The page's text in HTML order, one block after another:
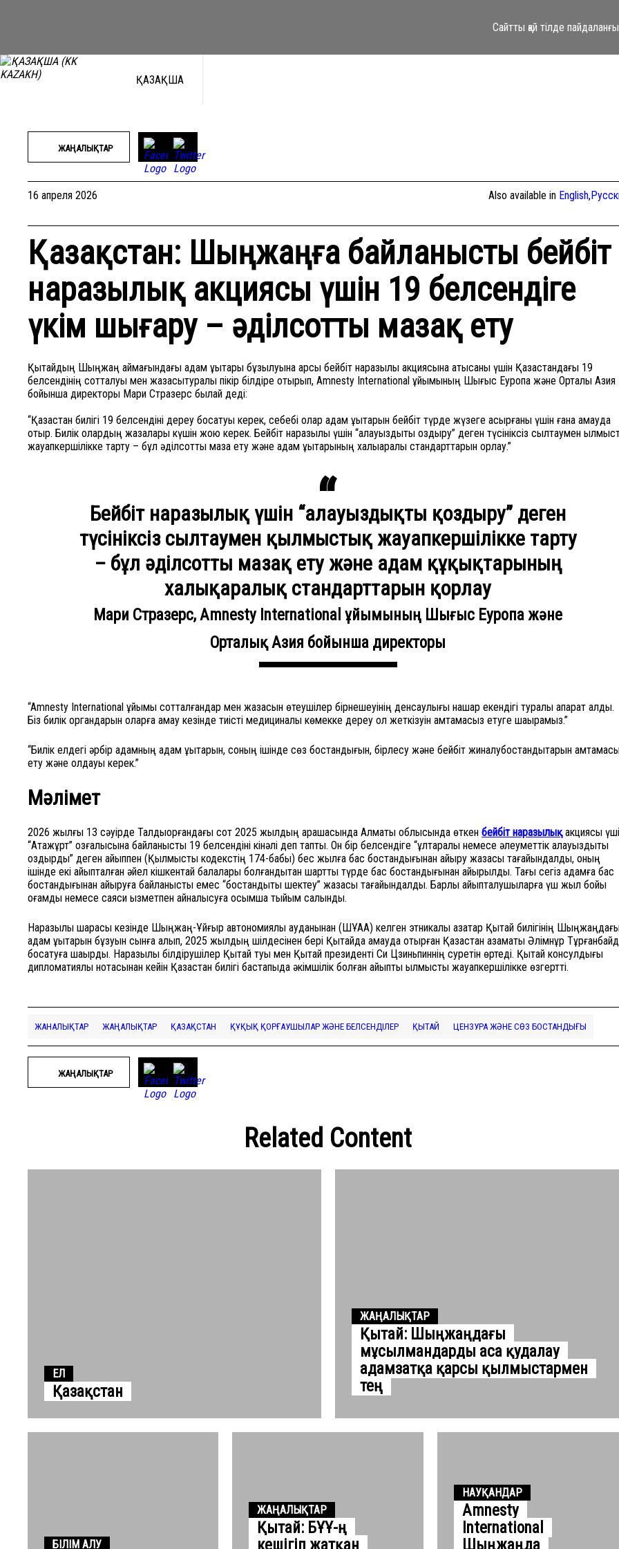
Сайтты қай тілде
ҚАЗАҚША
ЖАҢАЛЫҚТАР
16 апреля 2026 Also available in English,
Қазақстан: Шыңжаңға байланысты бейбіт
наразылық акциясы үшін 19 белсендіге
үкім шығару – әділсотты мазақ ету
Қытайдың Шыңжаң аймағындағы адам құқықтары бұзылуына қарсы бейбіт наразылық акциясына қатысқаны үшін Қазақстандағы 19
белсендінің сотталуы мен жазасытуралы пікір білдіре отырып, Amnesty International ұйымының Шығыс Еуропа және Орталық Азия
бойынша директоры Мари Стразерс былай деді:
“Қазақстан билігі 19 белсендіні дереу босатуы керек, себебі олар адам құқықтарын бейбіт түрде жүзеге асырғаны үшін ғана қамауда
отыр. Билік олардың жазалары күшін жою керек. Бейбіт наразылық үшін “алауыздықты қоздыру” деген түсініксіз сылтаумен
жауапкершілікке тарту – бұл әділсотты мазақ ету және адам құқықтарының халықаралық стандарттарын қорлау.”
Бейбіт наразылық үшін “алауыздықты қоздыру” деген
түсініксіз сылтаумен қылмыстық жауапкершілікке тарту
– бұл әділсотты мазақ ету және адам құқықтарының
халықаралық стандарттарын қорлау
Мари Стразерс, Amnesty International ұйымының Шығыс Еуропа және
Орталық Азия бойынша директоры
“Amnesty International ұйымы сотталғандар мен жазасын өтеушілер бірнешеуінің денсаулығы нашар екендігі туралы ақпарат алды.
Біз билік органдарын оларға қамау кезінде тиісті медициналық көмекке дереу қол жеткізуін қамтамасыз етуге шақырамыз.”
“Билік елдегі әрбір адамның адам құқықтарын, соның ішінде сөз бостандығын, бірлесу және бейбіт жиналубостандықтарын
ету және қолдауы керек.”
Мәлімет
2026 жылғы 13 сәуірде Талдықорғандағы сот 2025 жылдың қарашасында Алматы облысында өткен бейбіт наразылықакциясы
“Атажұрт” қозғалысына байланысты 19 белсендіні кінәлі деп тапты. Он бір белсендіге “ұлтаралық немесе әлеуметтік алауыздықты
қоздырды” деген айыппен (Қылмыстық кодекстің 174-бабы) бес жылға бас бостандығынан айыру жазасы тағайындалды, оның
ішінде екі айыпталған әйел кішкентай балалары болғандықтан шартты түрде бас бостандығынан айырылды. Тағы сегіз адамға бас
бостандығынан айыруға байланысты емес “бостандықты шектеу” жазасы тағайындалды. Барлық айыпталушыларға үш жыл бойы
қоғамдық немесе саяси қызметпен айналысуға қосымша тыйым салынды.
Наразылық шарасы кезінде Шыңжаң-Ұйғыр автономиялық ауданынан (ШҰАА) келген этникалық қазақтар Қытай билігінің
адам құқықтарын бұзуын сынға алып, 2025 жылдың шілдесінен бері Қытайда қамауда отырған Қазақстан азаматы Әлімнұр
босатуға шақырды. Наразылық білдірушілер Қытай туы мен Қытай президенті Си Цзиньпиннің суретін өртеді. Қытай консулдығы
дипломатиялық нотасынан кейін Қазақстан билігі бастапқыда әкімшілік болған айыпты қылмыстық жауапкершілікке өзгертті.
ЖАНАЛЫҚТАР ЖАҢАЛЫҚТАР ҚАЗАҚСТАН ҚҰҚЫҚ ҚОРҒАУШЫЛАР ЖӘНЕ БЕЛСЕНДІЛЕР ҚЫТАЙ ЦЕНЗУРА ЖӘНЕ СӨЗ БОСТАНДЫҒЫ
ЖАҢАЛЫҚТАР
Related Content
ЕЛ
Қазақстан
ЖАҢАЛЫҚТАР
Қытай: Шыңжаңдағы
мұсылмандарды аса қудалау
адамзатқа қарсы қылмыстармен
тең
БІЛІМ АЛУ
ЖАҢАЛЫҚТАР
Қытай: БҰҰ-ң
кешігіп жатқан
НАУҚАНДАР
Amnesty
International
Шыңжаңда